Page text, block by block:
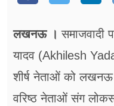
ब्‍यूटी
जॉब्स
लखनऊ । समाजवादी
यादव (Akhilesh
शीर्ष नेताओं को लखनऊ
वरिष्ठ नेताओं संग